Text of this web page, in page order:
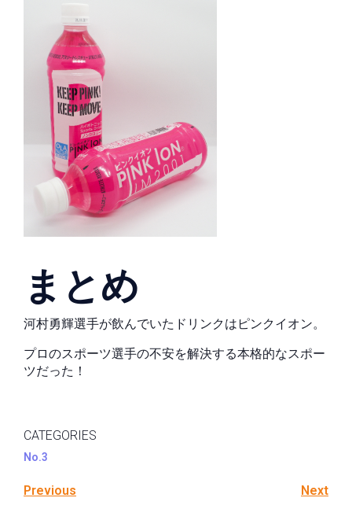
まとめ
河村勇輝選手が飲んでいたドリンクはピンクイオン。
プロのスポーツ選手の不安を解決する本格的なスポー
ツだった！
CATEGORIES
No.3
Previous Next